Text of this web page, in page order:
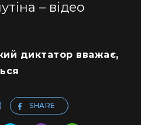
– відео
диктатор вважає,
SHARE